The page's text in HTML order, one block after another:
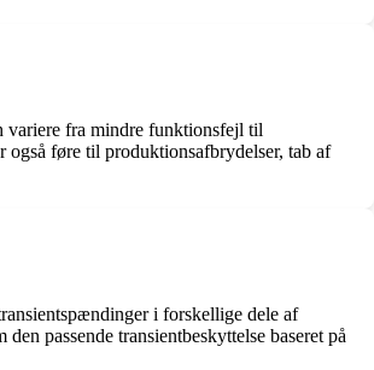
variere fra mindre funktionsfejl til
føre til produktionsafbrydelser, tab af
i forskellige dele af
passende transientbeskyttelse baseret på